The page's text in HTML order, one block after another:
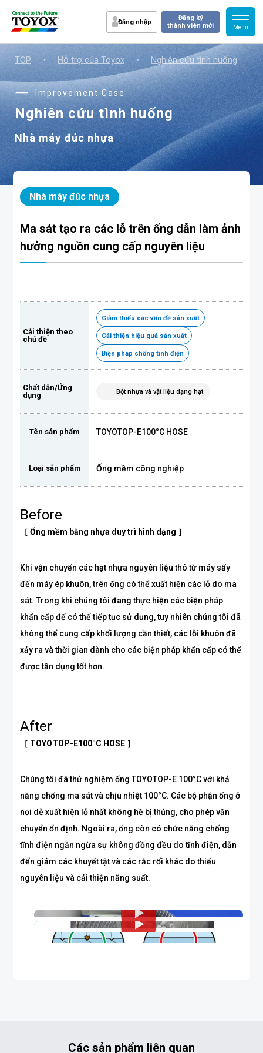
Đăng nhập
Đăng ký
thành viên mới
TOP ・ Hỗ trợ của Toyox ・ Nghiên cứu tình huống ・
Improvement Case
Nghiên cứu tình huống
Nhà máy đúc nhựa
Nhà máy đúc nhựa
Ma sát tạo ra các lỗ trên ống dẫn làm ảnh
hưởng nguồn cung cấp nguyên liệu
Cải thiện theo
chủ đề
Giảm thiểu các vấn đề sản xuất
Cải thiện hiệu quả sản xuất
Biện pháp chống tĩnh điện
Chất dẫn/Ứng
dụng
Bột nhựa và vật liệu dạng hạt
Tên sản phẩm TOYOTOP-E100°C HOSE
Loại sản phẩm Ống mềm công nghiệp
Before
［ Ống mềm bằng nhựa duy trì hình dạng ］
Khi vận chuyển các hạt nhựa nguyên liệu thô từ máy sấy
đến máy ép khuôn, trên ống có thể xuất hiện các lỗ do ma
sát. Trong khi chúng tôi đang thực hiện các biện pháp
khẩn cấp để có thể tiếp tục sử dụng, tuy nhiên chúng tôi đã
không thể cung cấp khối lượng cần thiết, các lỗi khuôn đã
xảy ra và thời gian dành cho các biện pháp khẩn cấp có thể
được tận dụng tốt hơn.
After
［ TOYOTOP-E100°C HOSE ］
Chúng tôi đã thử nghiệm ống TOYOTOP-E 100°C với khả
năng chống ma sát và chịu nhiệt 100°C. Các bộ phận ống ở
nơi dễ xuất hiện lỗ nhất không hề bị thủng, cho phép vận
chuyển ổn định. Ngoài ra, ống còn có chức năng chống
tĩnh điện ngăn ngừa sự không đồng đều do tĩnh điện, dẫn
đến giảm các khuyết tật và các rắc rối khác do thiếu
nguyên liệu và cải thiện năng suất.